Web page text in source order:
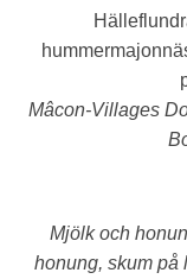
Mâcon-Villages
Mjölk och
honung, skum på
avgörande för
webbplatsens
grundläggande
fungerar inte
lagrar inga
personligt
identifierbara